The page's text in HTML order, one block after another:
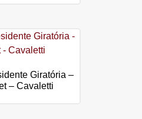
Giratória –
– Cavaletti